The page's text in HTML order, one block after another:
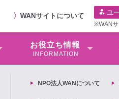
〉 WANサイトについて ユ
※WANサ
お役⽴ち情報
INFORMATION
NPO法⼈WANについて